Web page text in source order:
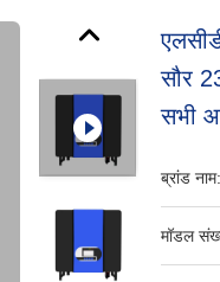
सौर
सभी
ब्रांड नाम:
मॉडल